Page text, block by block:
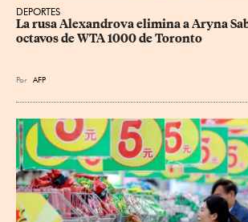
DEPORTES
La rusa Alexandrova elimina a Aryna
octavos de WTA 1000 de Toronto
Por AFP